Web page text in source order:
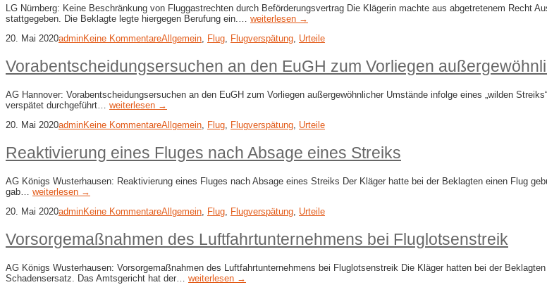
LG Nürnberg: Keine Beschränkung von Fluggastrechten durch Beförderungsvertrag Die Klägerin machte aus abgetretenem Recht
stattgegeben. Die Beklagte legte hiergegen Berufung ein.… weiterlesen →
20. Mai 2020adminKeine KommentareAllgemein Flug Flugverspätung Urteile
Vorabentscheidungsersuchen an den EuGH zum Vorliegen
AG Hannover: Vorabentscheidungsersuchen an den EuGH zum Vorliegen außergewöhnlicher Umstände infolge eines „wilden
verspätet durchgeführt… weiterlesen →
20. Mai 2020adminKeine KommentareAllgemein, Flug, Flugverspätung, Urteile
Reaktivierung eines Fluges nach Absage eines Streiks
AG Königs Wusterhausen: Reaktivierung eines Fluges nach Absage eines Streiks Der Kläger hatte bei der Beklagten einen Flug
gab… weiterlesen →
20. Mai 2020adminKeine KommentareAllgemein, Flug, Flugverspätung, Urteile
Vorsorgemaßnahmen des Luftfahrtunternehmens bei Fluglotsenstreik
AG Königs Wusterhausen: Vorsorgemaßnahmen des Luftfahrtunternehmens bei Fluglotsenstreik Die Kläger hatten bei der
Schadensersatz. Das Amtsgericht hat der… weiterlesen →